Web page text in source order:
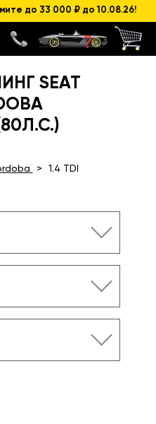
до 33 000 ₽ до 10.08.26!
SEAT
1.4 TDI